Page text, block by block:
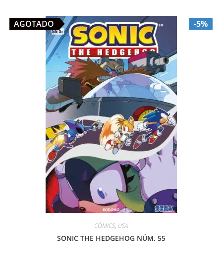
-5%
AGOTADO
CÓMICS, USA
SONIC THE HEDGEHOG NÚM. 55